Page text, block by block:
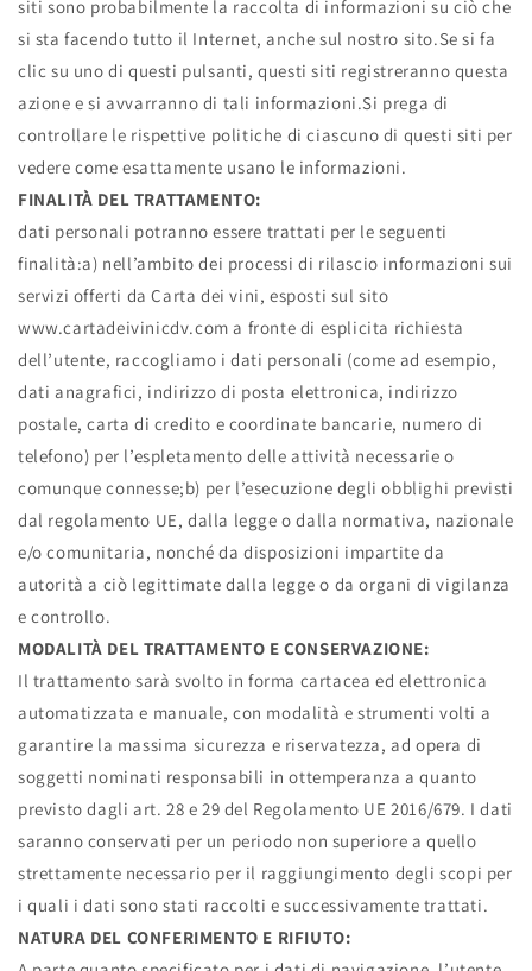
siti sono probabilmente la raccolta di informazioni su ciò che
si sta facendo tutto il Internet, anche sul nostro sito.Se si fa
clic su uno di questi pulsanti, questi siti registreranno questa
azione e si avvarranno di tali informazioni.Si prega di
controllare le rispettive politiche di ciascuno di questi siti per
vedere come esattamente usano le informazioni.
FINALITÀ DEL TRATTAMENTO:
dati personali potranno essere trattati per le seguenti
finalità:a) nell’ambito dei processi di rilascio informazioni sui
servizi offerti da Carta dei vini, esposti sul sito
www.cartadeivinicdv.com a fronte di esplicita richiesta
dell’utente, raccogliamo i dati personali (come ad esempio,
dati anagrafici, indirizzo di posta elettronica, indirizzo
postale, carta di credito e coordinate bancarie, numero di
telefono) per l’espletamento delle attività necessarie o
comunque connesse;b) per l’esecuzione degli obblighi previsti
dal regolamento UE, dalla legge o dalla normativa, nazionale
e/o comunitaria, nonché da disposizioni impartite da
autorità a ciò legittimate dalla legge o da organi di vigilanza
e controllo.
MODALITÀ DEL TRATTAMENTO E CONSERVAZIONE:
Il trattamento sarà svolto in forma cartacea ed elettronica
automatizzata e manuale, con modalità e strumenti volti a
garantire la massima sicurezza e riservatezza, ad opera di
soggetti nominati responsabili in ottemperanza a quanto
previsto dagli art. 28 e 29 del Regolamento UE 2016/679. I dati
saranno conservati per un periodo non superiore a quello
strettamente necessario per il raggiungimento degli scopi per
i quali i dati sono stati raccolti e successivamente trattati.
NATURA DEL CONFERIMENTO E RIFIUTO: